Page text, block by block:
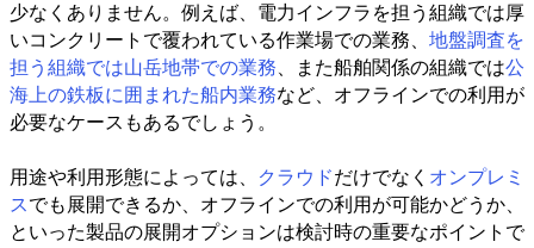
少なくありません。例えば、電力インフラを担う組織では厚
いコンクリートで覆われている作業場での業務、 地盤調査を
担う組織では山岳地帯での業務 、また船舶関係の組織では公
海上の鉄板に囲まれた船内業務など、オフラインでの利用が
必要なケースもあるでしょう。
用途や利用形態によっては、 クラウドだけでなく オンプレミ
スでも展開できるか、オフラインでの利用が可能かどうか、
といった製品の展開オプションは検討時の重要なポイントで